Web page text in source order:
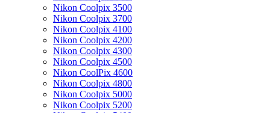
Nikon Coolpix 3500
Nikon Coolpix 3700
Nikon Coolpix 4100
Nikon Coolpix 4200
Nikon Coolpix 4300
Nikon Coolpix 4500
Nikon CoolPix 4600
Nikon Coolpix 4800
Nikon Coolpix 5000
Nikon Coolpix 5200